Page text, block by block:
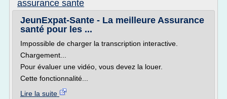
assurance sante
JeunExpat-Sante - La meilleure Assurance
santé pour les ...
Impossible de charger la transcription interactive.
Chargement...
Pour évaluer une vidéo, vous devez la louer.
Cette fonctionnalité...
Lire la suite